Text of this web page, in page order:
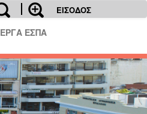
ΕΙΣΟΔΟΣ
ΕΡΓΑ ΕΣΠΑ